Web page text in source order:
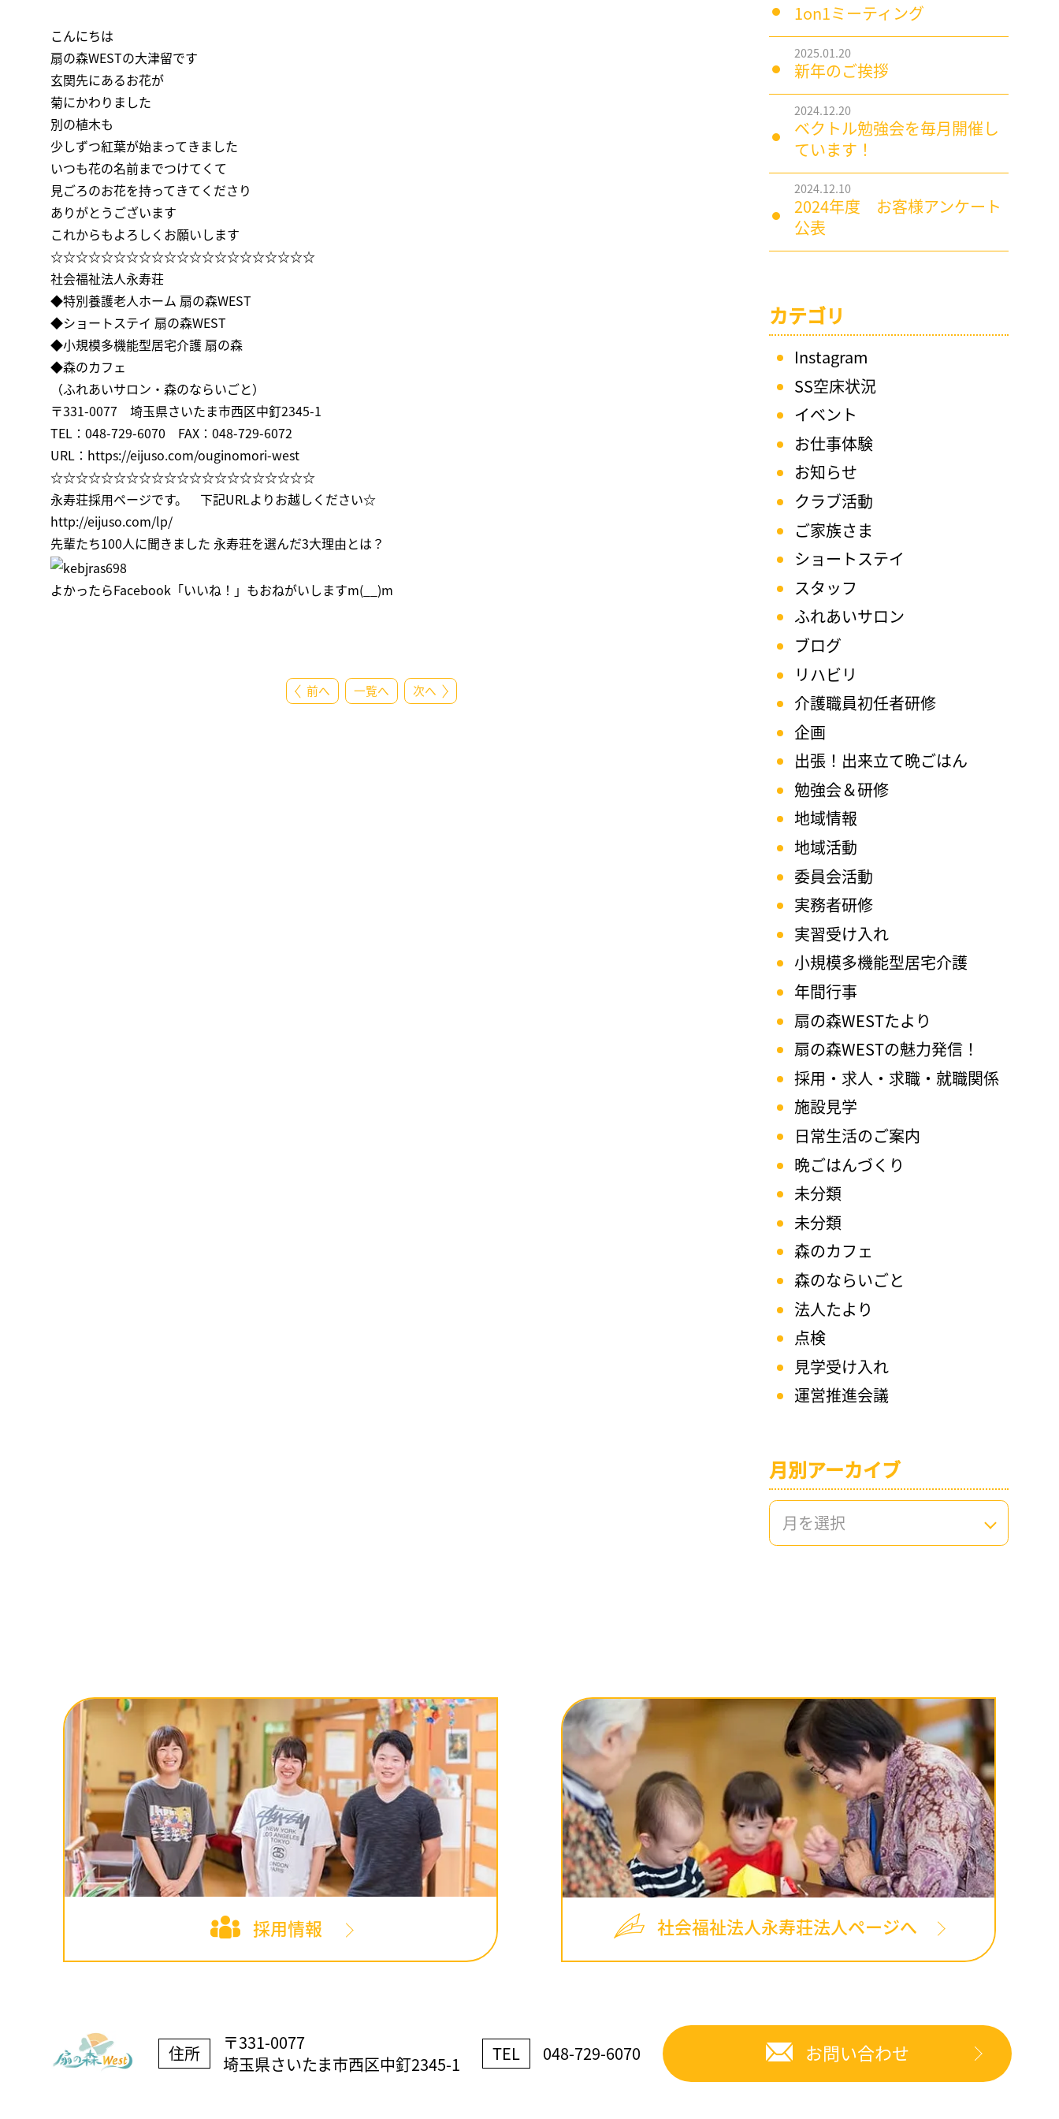
こんにちは
扇の森WESTの大津留です
玄関先にあるお花が
菊にかわりました
別の植木も
少しずつ紅葉が始まってきました
いつも花の名前までつけてくて
見ごろのお花を持ってきてくださり
ありがとうございます
これからもよろしくお願いします
☆☆☆☆☆☆☆☆☆☆☆☆☆☆☆☆☆☆☆☆☆
社会福祉法人永寿荘
◆特別養護老人ホーム 扇の森WEST
◆ショートステイ 扇の森WEST
◆小規模多機能型居宅介護 扇の森
◆森のカフェ
（ふれあいサロン・森のならいごと）
〒331-0077 埼玉県さいたま市西区中釘2345-1
TEL：048-729-6070 FAX：048-729-6072
URL： https://eijuso.com/ouginomori-west
☆☆☆☆☆☆☆☆☆☆☆☆☆☆☆☆☆☆☆☆☆
永寿荘採用ページです。 下記URLよりお越しください☆
http://eijuso.com/lp/
先輩たち100人に聞きました 永寿荘を選んだ3大理由とは？
よかったらFacebook「いいね！」 もおねがいしますm(__)m
前へ 一覧へ 次へ
1on1ミーティング
2025.01.20
新年のご挨拶
2024.12.20
ベクトル勉強会を毎月開催し
ています！
2024.12.10
2024年度 お客様アンケート
公表
カテゴリ
Instagram
SS空床状況
イベント
お仕事体験
お知らせ
クラブ活動
ご家族さま
ショートステイ
スタッフ
ふれあいサロン
ブログ
リハビリ
介護職員初任者研修
企画
出張！出来立て晩ごはん
勉強会＆研修
地域情報
地域活動
委員会活動
実務者研修
実習受け入れ
小規模多機能型居宅介護
年間行事
扇の森WESTたより
扇の森WESTの魅力発信！
採用・求人・求職・就職関係
施設見学
日常生活のご案内
晩ごはんづくり
未分類
未分類
森のカフェ
森のならいごと
法人たより
点検
見学受け入れ
運営推進会議
月別アーカイブ
採用情報 社会福祉法人永寿荘法人ページへ
住所
〒331-0077
埼玉県さいたま市西区中釘2345-1
TEL 048-729-6070 お問い合わせ